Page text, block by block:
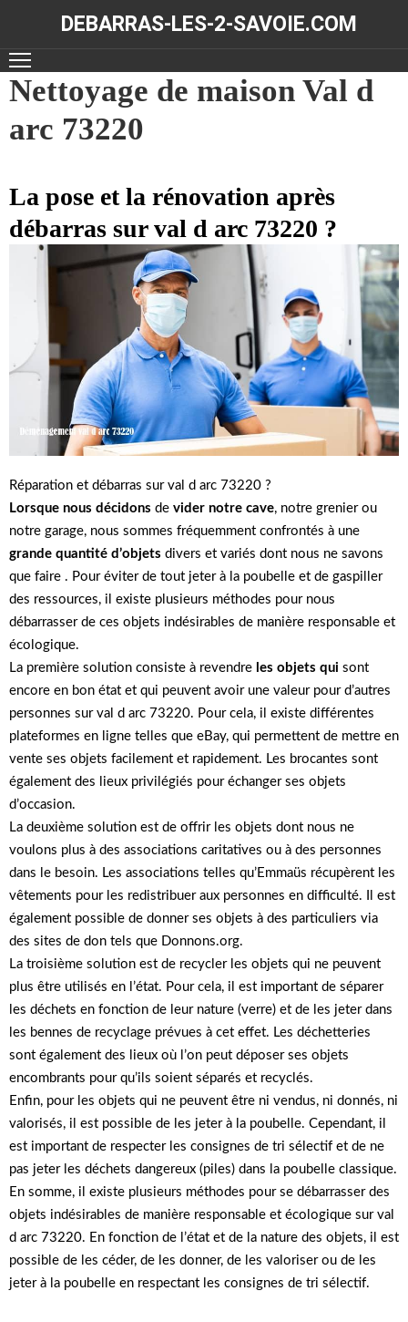
DEBARRAS-LES-2-SAVOIE.COM
ACCUEIL
DÉBARRAS
CONTACT
Nettoyage de maison Val d
arc 73220
La pose et la rénovation après
débarras sur val d arc 73220 ?
Réparation et débarras sur val d arc 73220 ?
Lorsque nous décidons de vider notre cave, notre grenier ou
notre garage, nous sommes fréquemment confrontés à une
grande quantité d’objets divers et variés dont nous ne savons
que faire . Pour éviter de tout jeter à la poubelle et de gaspiller
des ressources, il existe plusieurs méthodes pour nous
débarrasser de ces objets indésirables de manière responsable et
écologique.
La première solution consiste à revendre les objets qui sont
encore en bon état et qui peuvent avoir une valeur pour d’autres
personnes sur val d arc 73220. Pour cela, il existe différentes
plateformes en ligne telles que eBay, qui permettent de mettre en
vente ses objets facilement et rapidement. Les brocantes sont
également des lieux privilégiés pour échanger ses objets
d’occasion.
La deuxième solution est de offrir les objets dont nous ne
voulons plus à des associations caritatives ou à des personnes
dans le besoin. Les associations telles qu’Emmaüs récupèrent les
vêtements pour les redistribuer aux personnes en difficulté. Il est
également possible de donner ses objets à des particuliers via
des sites de don tels que Donnons.org.
La troisième solution est de recycler les objets qui ne peuvent
plus être utilisés en l’état. Pour cela, il est important de séparer
les déchets en fonction de leur nature (verre) et de les jeter dans
les bennes de recyclage prévues à cet effet. Les déchetteries
sont également des lieux où l’on peut déposer ses objets
encombrants pour qu’ils soient séparés et recyclés.
Enfin, pour les objets qui ne peuvent être ni vendus, ni donnés, ni
valorisés, il est possible de les jeter à la poubelle. Cependant, il
est important de respecter les consignes de tri sélectif et de ne
pas jeter les déchets dangereux (piles) dans la poubelle classique.
En somme, il existe plusieurs méthodes pour se débarrasser des
objets indésirables de manière responsable et écologique sur val
d arc 73220. En fonction de l’état et de la nature des objets, il est
possible de les céder, de les donner, de les valoriser ou de les
jeter à la poubelle en respectant les consignes de tri sélectif.